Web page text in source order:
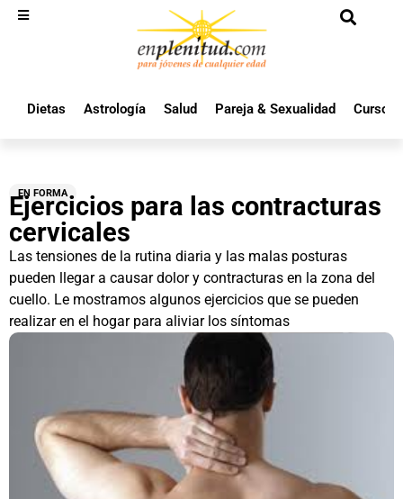
Dietas Astrología Salud Pareja & Sexualidad Cursos
EN FORMA
Ejercicios para las contracturas
cervicales
Las tensiones de la rutina diaria y las malas posturas
pueden llegar a causar dolor y contracturas en la zona del
cuello. Le mostramos algunos ejercicios que se pueden
realizar en el hogar para aliviar los síntomas